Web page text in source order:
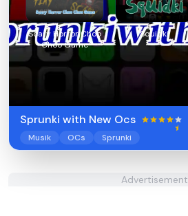
Scary Horror Choo
Choo Game
Squidki
Sprunki with New Ocs
Musik OCs Sprunki
Advertisement